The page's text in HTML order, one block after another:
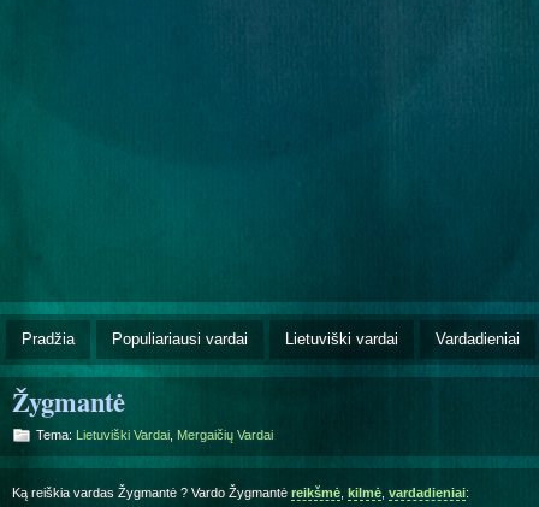
Pradžia Populiariausi vardai Lietuviški vardai Vardadieniai
Žygmantė
Tema: Lietuviški Vardai Mergaičių Vardai
Ką reiškia vardas Žygmantė ? Vardo Žygmantė reikšmė kilmė vardadieniai: